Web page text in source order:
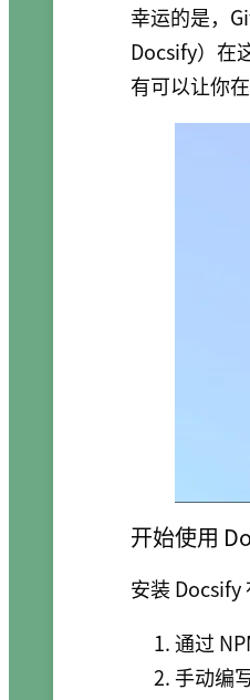
幸运的是，
Docsify）在
有可以让你
开始使用
安装 Docsify
通过
手动编